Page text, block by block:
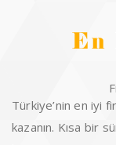
Türkiye’nin en iyi
kazanın. Kısa bir